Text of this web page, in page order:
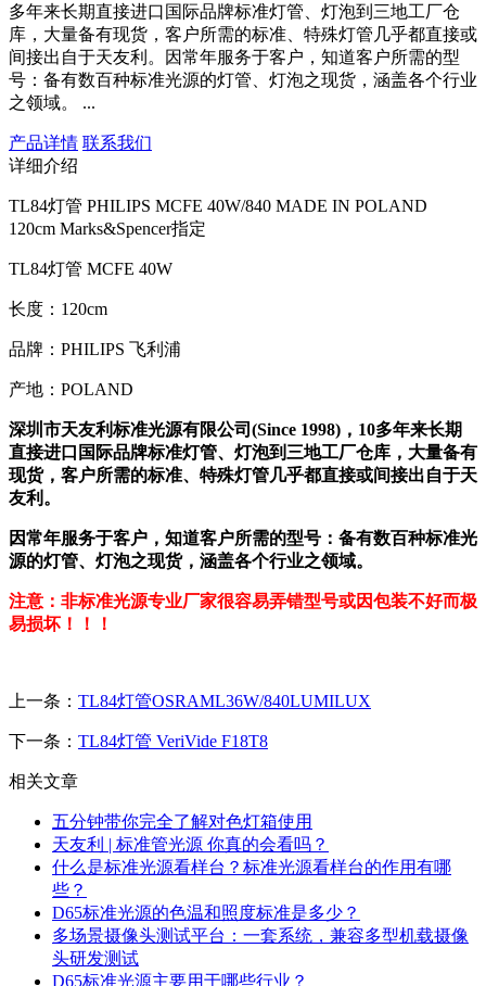
多年来长期直接进口国际品牌标准灯管、灯泡到三地工厂仓
库，大量备有现货，客户所需的标准、特殊灯管几乎都直接或
间接出自于天友利。因常年服务于客户，知道客户所需的型
号：备有数百种标准光源的灯管、灯泡之现货，涵盖各个行业
之领域。 ...
产品详情 联系我们
详细介绍
TL84灯管 PHILIPS MCFE 40W/840 MADE IN POLAND
120cm Marks&Spencer指定
TL84灯管 MCFE 40W
长度：120cm
品牌：PHILIPS 飞利浦
产地：POLAND
深圳市天友利标准光源有限公司(Since 1998)，10多年来长期
直接进口国际品牌标准灯管、灯泡到三地工厂仓库，大量备有
现货，客户所需的标准、特殊灯管几乎都直接或间接出自于天
友利。
因常年服务于客户，知道客户所需的型号：备有数百种标准光
源的灯管、灯泡之现货，涵盖各个行业之领域。
注意：非标准光源专业厂家很容易弄错型号或因包装不好而极
易损坏！！！
上一条： TL84灯管OSRAML36W/840LUMILUX
下一条： TL84灯管 VeriVide F18T8
相关文章
五分钟带你完全了解对色灯箱使用
天友利 | 标准管光源 你真的会看吗？
什么是标准光源看样台？标准光源看样台的作用有哪
些？
D65标准光源的色温和照度标准是多少？
多场景摄像头测试平台：一套系统，兼容多型机载摄像
头研发测试
D65标准光源主要用于哪些行业？